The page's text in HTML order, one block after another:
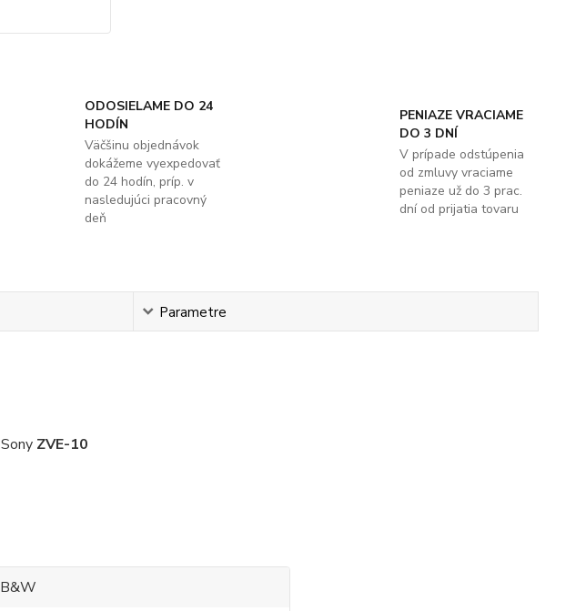
ODOSIELAME DO 24
HODÍN
Väčšinu objednávok
dokážeme vyexpedovať
do 24 hodín, príp. v
nasledujúci pracovný
deň
PENIAZE VRACIAME
DO 3 DNÍ
V prípade odstúpenia
od zmluvy vraciame
peniaze už do 3 prac.
dní od prijatia tovaru
Parametre
ZVE-10
B&W